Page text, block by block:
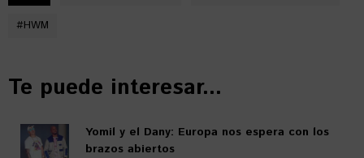
#HWM
Te puede interesar...
Yomil y el Dany: Europa nos espera con los
brazos abiertos